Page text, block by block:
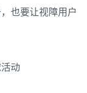
也要让视障用户
动